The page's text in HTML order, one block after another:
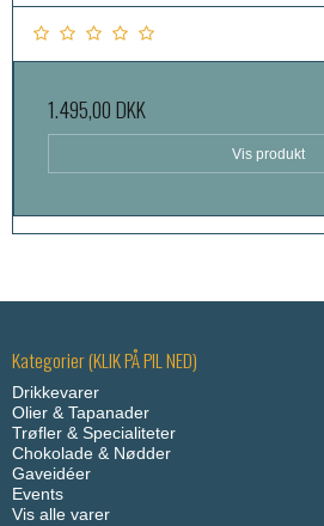
1.495,00 DKK
Vis produkt
Kategorier (KLIK PÅ PIL NED)
Drikkevarer
Olier & Tapanader
Trøfler & Specialiteter
Chokolade & Nødder
Gaveidéer
Events
Vis alle varer